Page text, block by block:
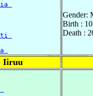
Gender:
Birth :
Death :
Iiruu